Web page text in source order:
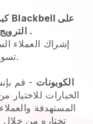
.
إشراك العملاء
تسويقية وبيعها عبر الأسواق.
الكوبونات - قم
الخيارات للاختيار
المستهدفة
تختاره من خلال